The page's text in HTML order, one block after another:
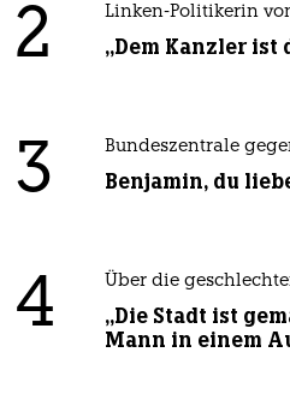
2 Linken-Politikerin
„Dem Kanzler ist
3 Bundeszentrale
Benjamin, du
4 Über die
„Die Stadt ist
Mann in einem